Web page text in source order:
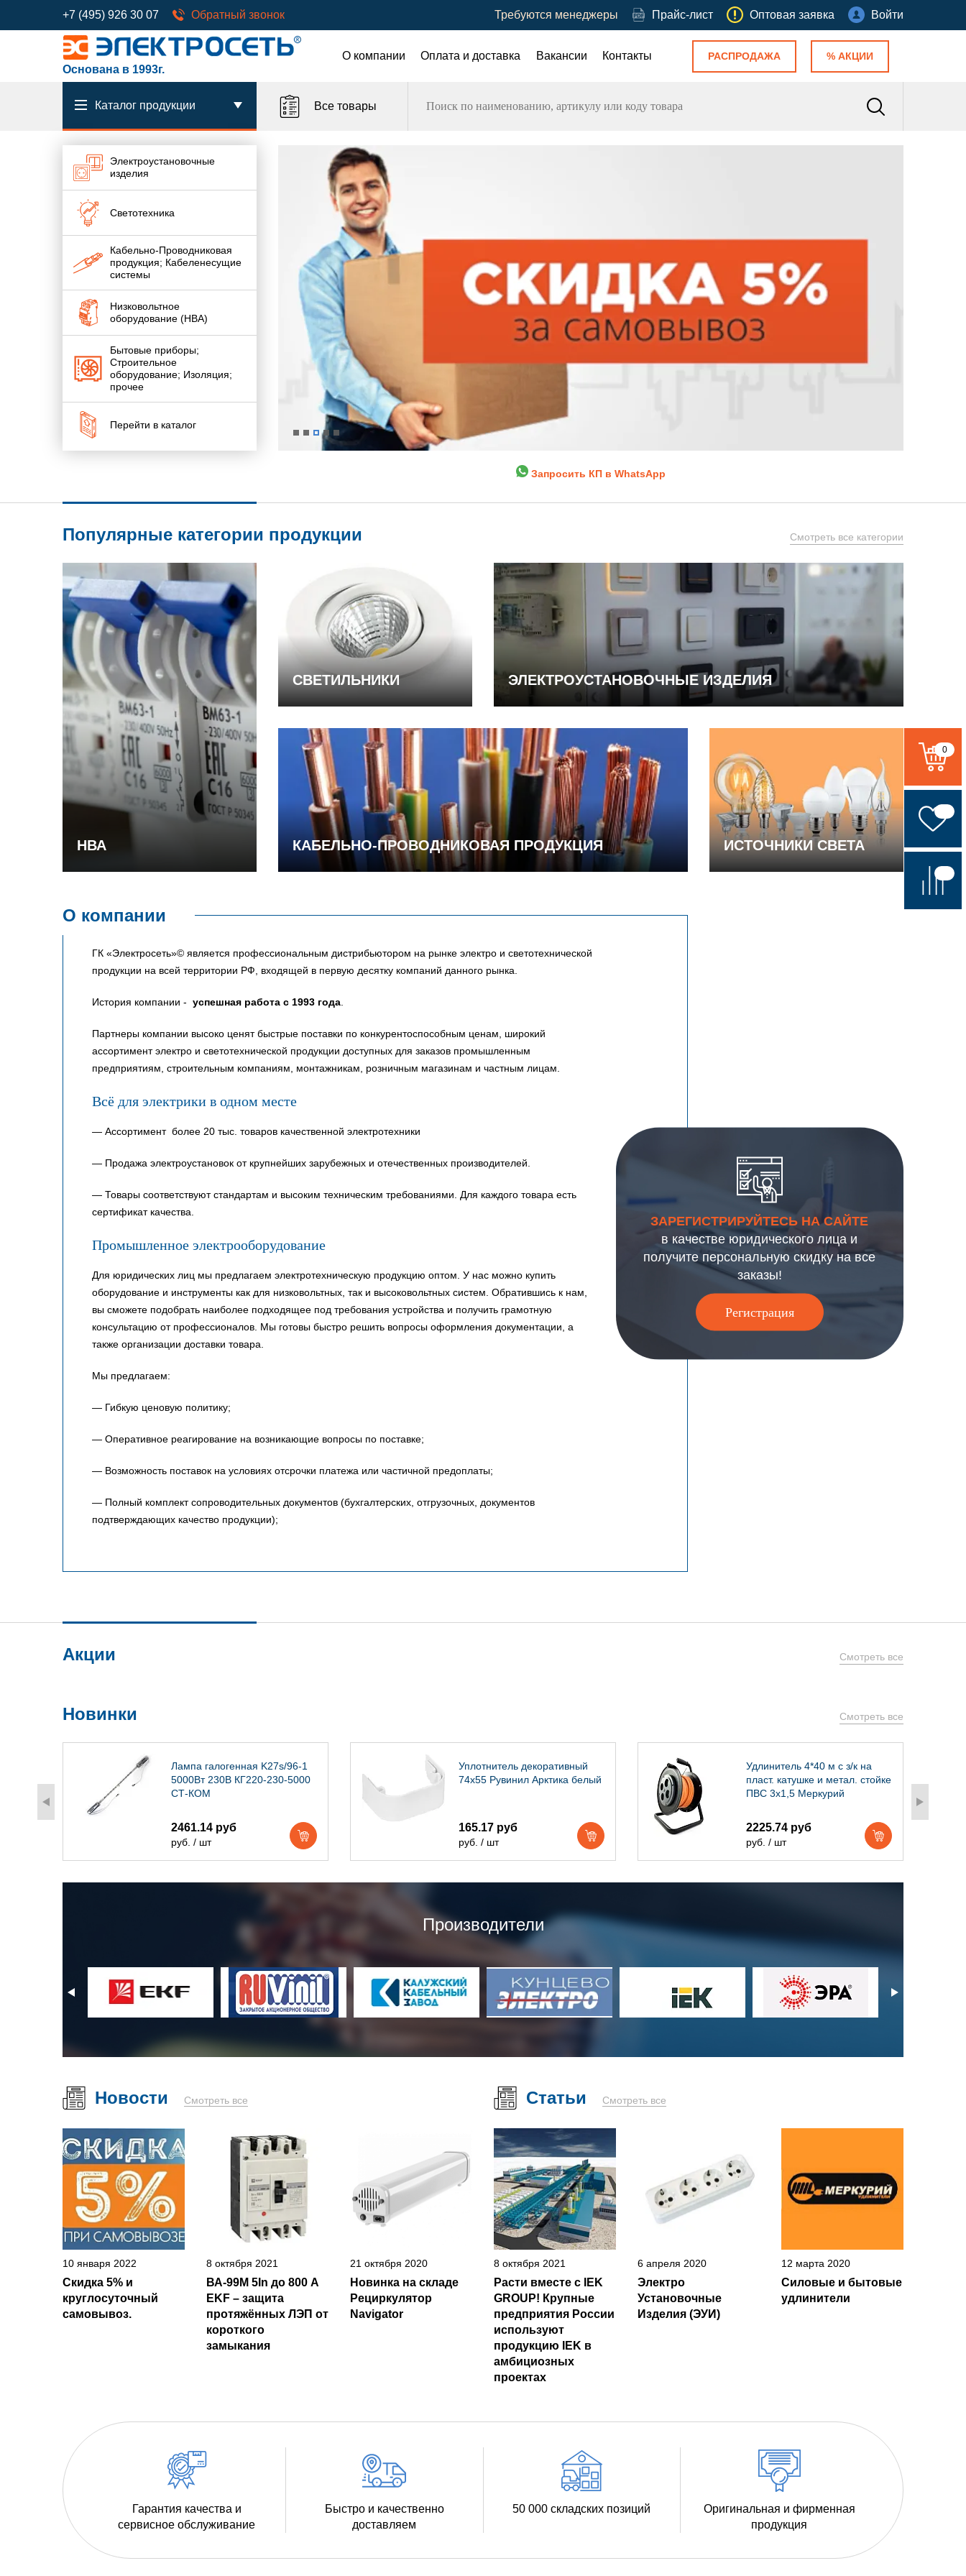
+7 (495) 926 30 07 Обратный звонок Требуются менеджеры Прайс-лист Оптовая заявка Войти
Основана в 1993г.
О компании Оплата и доставка Вакансии Контакты РАСПРОДАЖА % АКЦИИ
Каталог продукции Все товары
Электроустановочные
изделия
Светотехника
Кабельно-Проводниковая
продукция; Кабеленесущие
системы
Низковольтное
оборудование (НВА)
Бытовые приборы;
Строительное
оборудование; Изоляция;
прочее
Перейти в каталог
Запросить КП в WhatsApp
Популярные категории продукции Смотреть все категории
НВА
СВЕТИЛЬНИКИ ЭЛЕКТРОУСТАНОВОЧНЫЕ ИЗДЕЛИЯ
КАБЕЛЬНО-ПРОВОДНИКОВАЯ ПРОДУКЦИЯ ИСТОЧНИКИ СВЕТА
О компании
ГК «Электросеть»© является профессиональным дистрибьютором на рынке электро и светотехнической
продукции на всей территории РФ, входящей в первую десятку компаний данного рынка.
История компании - успешная работа с 1993 года
Партнеры компании высоко ценят быстрые поставки по конкурентоспособным ценам, широкий
ассортимент электро и светотехнической продукции доступных для заказов промышленным
предприятиям, строительным компаниям, монтажникам, розничным магазинам и частным лицам.
Всё для электрики в одном месте
— Ассортимент более 20 тыс. товаров качественной электротехники
— Продажа электроустановок от крупнейших зарубежных и отечественных производителей.
— Товары соответствуют стандартам и высоким техническим требованиями. Для каждого товара есть
сертификат качества.
Промышленное электрооборудование
Для юридических лиц мы предлагаем электротехническую продукцию оптом. У нас можно купить
оборудование и инструменты как для низковольтных, так и высоковольтных систем. Обратившись к нам,
вы сможете подобрать наиболее подходящее под требования устройства и получить грамотную
консультацию от профессионалов. Мы готовы быстро решить вопросы оформления документации, а
также организации доставки товара.
Мы предлагаем:
— Гибкую ценовую политику;
— Оперативное реагирование на возникающие вопросы по поставке;
— Возможность поставок на условиях отсрочки платежа или частичной предоплаты;
— Полный комплект сопроводительных документов (бухгалтерских, отгрузочных, документов
подтверждающих качество продукции);
ЗАРЕГИСТРИРУЙТЕСЬ НА САЙТЕ
в качестве юридического лица и
получите персональную скидку на все
заказы!
Регистрация
Акции Смотреть все
Новинки Смотреть все
Лампа галогенная K27s/96-1
5000Вт 230В КГ220-230-5000
СТ-КОМ
2461.14 руб
руб. / шт
Уплотнитель декоративный
74х55 Рувинил Арктика белый
165.17 руб
руб. / шт
Удлинитель 4*40 м с з/к на
пласт. катушке и метал. стойке
ПВС 3х1,5 Меркурий
2225.74 руб
руб. / шт
Производители
Новости Смотреть все
10 января 2022
Скидка 5% и
круглосуточный
самовывоз.
8 октября 2021
ВА-99М 5In до 800 А
EKF – защита
протяжённых ЛЭП от
короткого
замыкания
21 октября 2020
Новинка на складе
Рециркулятор
Navigator
Статьи Смотреть все
8 октября 2021
Расти вместе с IEK
GROUP! Крупные
предприятия России
используют
продукцию IEK в
амбициозных
проектах
6 апреля 2020
Электро
Установочные
Изделия (ЭУИ)
12 марта 2020
Силовые и бытовые
удлинители
Гарантия качества и
сервисное обслуживание
Быстро и качественно
доставляем
50 000 складских позиций
Оригинальная и фирменная
продукция
0